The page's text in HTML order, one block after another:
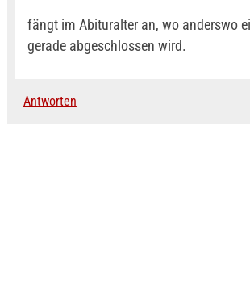
fängt im Abituralter an, wo anderswo
gerade abgeschlossen wird.
Antworten